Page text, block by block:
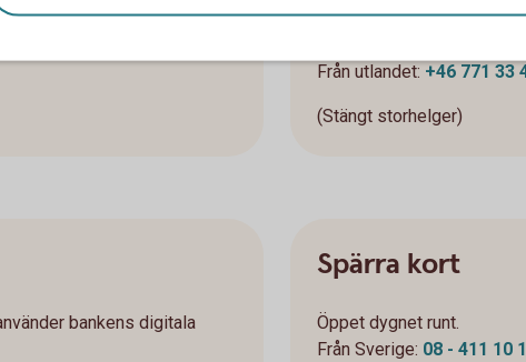
18.00
Öppet varddagar 08.00-
Från utlandet: +46 771 33
(Stängt storhelger)
bankens digitala
Spärra kort
Öppet dygnet runt.
Från Sverige: 08 - 411 10